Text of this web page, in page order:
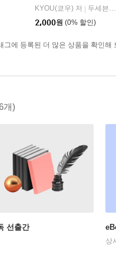
KYOU(쿄우) 저 | 두세븐 엔터테인먼트
2,000원 (0% 할인)
그에 등록된 더 많은 상품을 확인해
개)
선출간
상